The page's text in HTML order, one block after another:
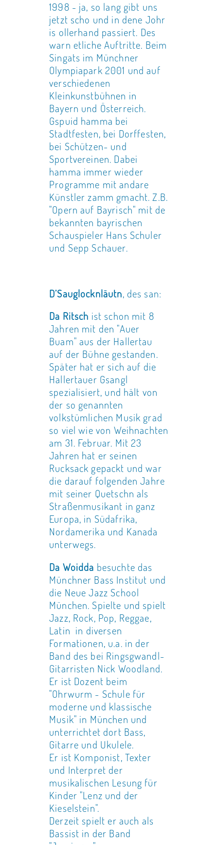
1998 - ja, so lang gibt uns
jetzt scho und in dene Johr
is ollerhand passiert. Des
warn etliche Auftritte. Beim
Singats im Münchner
Olympiapark 2001 und auf
verschiedenen
Kleinkunstbühnen in
Bayern und Österreich.
Gspuid hamma bei
Stadtfesten, bei Dorffesten,
bei Schützen- und
Sportvereinen. Dabei
hamma immer wieder
Programme mit andare
Künstler zamm gmacht. Z.B.
"Opern auf Bayrisch" mit de
bekannten bayrischen
Schauspieler Hans Schuler
und Sepp Schauer.
D’Sauglocknläutn, des san:
Da Ritsch ist schon mit 8
Jahren mit den "Auer
Buam" aus der Hallertau
auf der Bühne gestanden.
Später hat er sich auf die
Hallertauer Gsangl
spezialisiert, und hält von
der so genannten
volkstümlichen Musik grad
so viel wie von Weihnachten
am 31. Februar. Mit 23
Jahren hat er seinen
Rucksack gepackt und war
die darauf folgenden Jahre
mit seiner Quetschn als
Straßenmusikant in ganz
Europa, in Südafrika,
Nordamerika und Kanada
unterwegs.
Da Woidda besuchte das
Münchner Bass Institut und
die Neue Jazz School
München. Spielte und spielt
Jazz, Rock, Pop, Reggae,
Latin in diversen
Formationen, u.a. in der
Band des bei Ringsgwandl-
Gitarristen Nick Woodland.
Er ist Dozent beim
"Ohrwurm - Schule für
moderne und klassische
Musik" in München und
unterrichtet dort Bass,
Gitarre und Ukulele.
Er ist Komponist, Texter
und Interpret der
musikalischen Lesung für
Kinder "Lenz und der
Kieselstein".
Derzeit spielt er auch als
Bassist in der Band